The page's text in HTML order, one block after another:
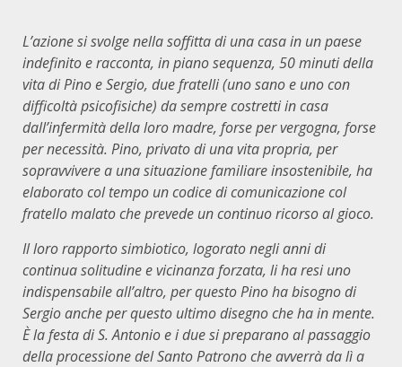
L’azione si svolge nella soffitta di una casa in un paese
indefinito e racconta, in piano sequenza, 50 minuti della
vita di Pino e Sergio, due fratelli (uno sano e uno con
difficoltà psicofisiche) da sempre costretti in casa
dall’infermità della loro madre, forse per vergogna, forse
per necessità. Pino, privato di una vita propria, per
sopravvivere a una situazione familiare insostenibile, ha
elaborato col tempo un codice di comunicazione col
fratello malato che prevede un continuo ricorso al gioco.
Il loro rapporto simbiotico, logorato negli anni di
continua solitudine e vicinan­za forzata, li ha resi uno
indispensabile all’altro, per questo Pino ha bisogno di
Sergio anche per questo ultimo disegno che ha in mente.
È la festa di S. Antonio e i due si preparano al passaggio
della processione del Santo Patrono che avverrà da lì a